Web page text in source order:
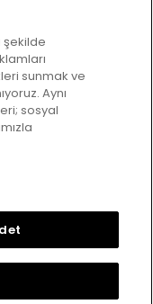
Şart ve Koşulları
Ayarları
Design &
şekilde
sunmak ve
Aynı
sosyal